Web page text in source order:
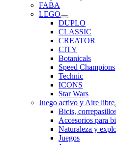
FABA
LEGO
DUPLO
CLASSIC
CREATOR
CITY
Botanicals
Speed Champions
Technic
ICONS
Star Wars
Juego activo y Aire libre
Bicis,
Accesorios para
Naturaleza y
Juegos